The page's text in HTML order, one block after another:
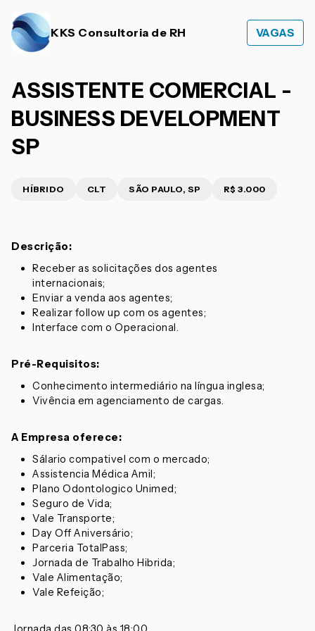
KKS Consultoria de RH VAGAS
ASSISTENTE COMERCIAL -
BUSINESS DEVELOPMENT
SP
HÍBRIDO CLT SÃO PAULO, SP R$ 3.000
Descrição:
Receber as solicitações dos agentes
internacionais;
Enviar a venda aos agentes;
Realizar follow up com os agentes;
Interface com o Operacional.
Pré-Requisitos:
Conhecimento intermediário na língua inglesa;
Vivência em agenciamento de cargas.
A Empresa oferece:
Sálario compativel com o mercado;
Assistencia Médica Amil;
Plano Odontologico Unimed;
Seguro de Vida;
Vale Transporte;
Day Off Aniversário;
Parceria TotalPass;
Jornada de Trabalho Hibrida;
Vale Alimentação;
Vale Refeição;